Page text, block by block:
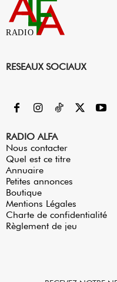
RADIO
RESEAUX SOCIAUX
RADIO ALFA
Nous contacter
Quel est ce titre
Annuaire
Petites annonces
Boutique
Mentions Légales
Charte de confidentialité
Règlement de jeu